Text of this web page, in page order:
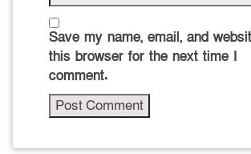
Save my name, email, and
this browser for the next time I
comment.